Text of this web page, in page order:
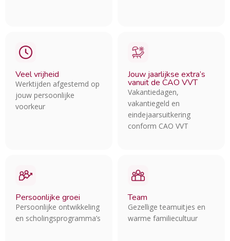
Veel vrijheid
Werktijden afgestemd op
jouw persoonlijke
voorkeur
Jouw jaarlijkse extra’s
vanuit de CAO VVT
Vakantiedagen,
vakantiegeld en
eindejaarsuitkering
conform CAO VVT
Persoonlijke groei
Persoonlijke ontwikkeling
en scholingsprogramma’s
Team
Gezellige teamuitjes en
warme familiecultuur